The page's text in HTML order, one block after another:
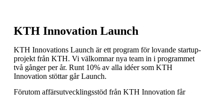
KTH Innovation Launch
KTH Innovations Launch är ett program för lovande startup-
projekt från KTH. Vi välkomnar nya team in i programmet
två gånger per år. Runt 10% av alla idéer som KTH
Innovation stöttar går Launch.
Förutom affärsutvecklingsstöd från KTH Innovation får